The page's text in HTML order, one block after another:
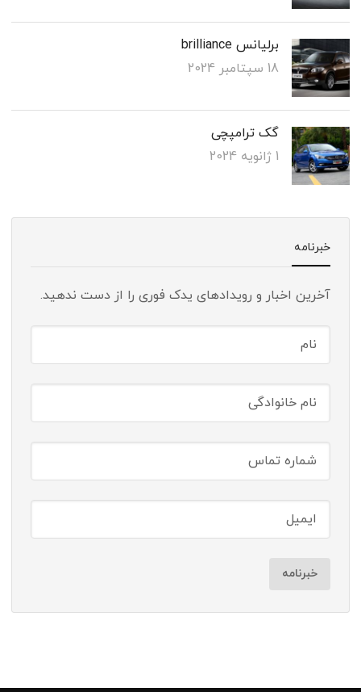
برلیانس brilliance
18 سپتامبر 2024
گک ترامپچی
1 ژانویه 2024
خبرنامه
آخرین اخبار و رویدادهای یدک فوری را از دست ندهید.